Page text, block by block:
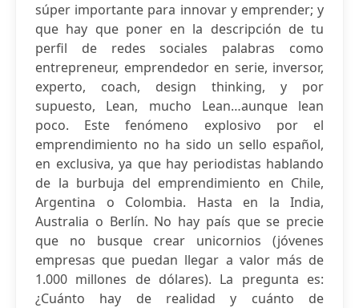
súper importante para innovar y emprender; y
que hay que poner en la descripción de tu
perfil de redes sociales palabras como
entrepreneur, emprendedor en serie, inversor,
experto, coach, design thinking, y por
supuesto, Lean, mucho Lean…aunque lean
poco. Este fenómeno explosivo por el
emprendimiento no ha sido un sello español,
en exclusiva, ya que hay periodistas hablando
de la burbuja del emprendimiento en Chile,
Argentina o Colombia. Hasta en la India,
Australia o Berlín. No hay país que se precie
que no busque crear unicornios (jóvenes
empresas que puedan llegar a valor más de
1.000 millones de dólares). La pregunta es:
¿Cuánto hay de realidad y cuánto de